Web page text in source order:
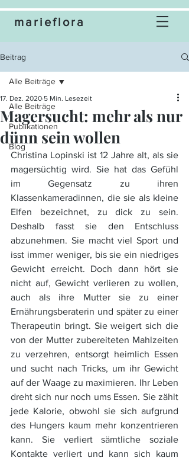
marieflora
Beitrag
Alle Beiträge
Publikationen
Blog
Alle Beiträge
Magersucht: mehr als nur
dünn sein wollen
17. Dez. 2020 5 Min. Lesezeit
Christina Lopinski ist 12 Jahre alt, als sie
magersüchtig wird. Sie hat das Gefühl
im Gegensatz zu ihren
Klassenkameradinnen, die sie als kleine
Elfen bezeichnet, zu dick zu sein.
Deshalb fasst sie den Entschluss
abzunehmen. Sie macht viel Sport und
isst immer weniger, bis sie ein niedriges
Gewicht erreicht. Doch dann hört sie
nicht auf, Gewicht verlieren zu wollen,
auch als ihre Mutter sie zu einer
Ernährungsberaterin und später zu einer
Therapeutin bringt. Sie weigert sich die
von der Mutter zubereiteten Mahlzeiten
zu verzehren, entsorgt heimlich Essen
und sucht nach Tricks, um ihr Gewicht
auf der Waage zu maximieren. Ihr Leben
dreht sich nur noch ums Essen. Sie zählt
jede Kalorie, obwohl sie sich aufgrund
des Hungers kaum mehr konzentrieren
kann. Sie verliert sämtliche soziale
Kontakte verliert und kann sich kaum